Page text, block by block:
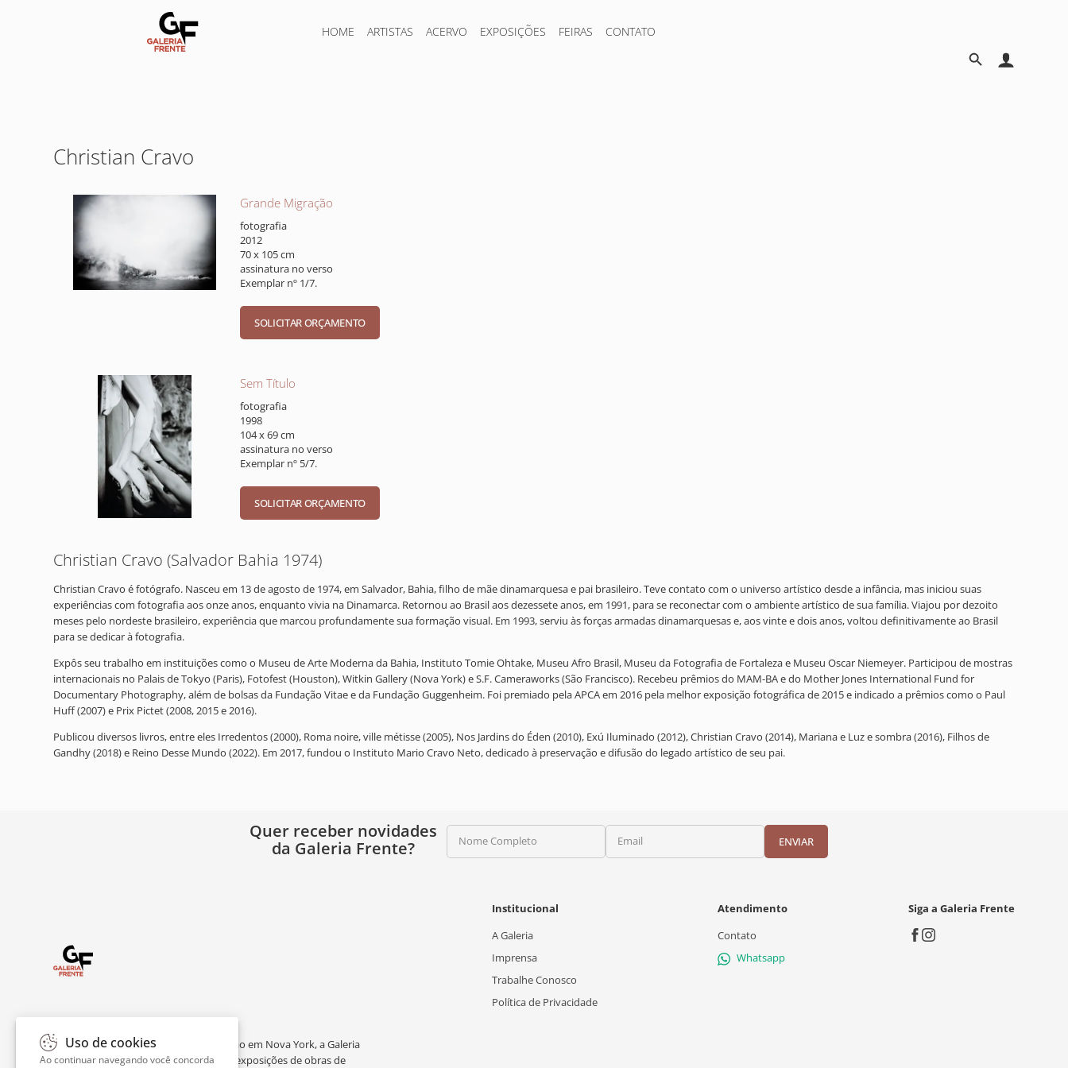
HOME ARTISTAS ACERVO EXPOSIÇÕES FEIRAS CONTATO
Christian Cravo
Grande Migração
fotografia
2012
70 x 105 cm
assinatura no verso
Exemplar nº 1/7.
Sem Título
fotografia
1998
104 x 69 cm
assinatura no verso
Exemplar nº 5/7.
Christian Cravo (Salvador Bahia 1974)
Christian Cravo é fotógrafo. Nasceu em 13 de agosto de 1974, em Salvador, Bahia, filho de mãe dinamarquesa e pai brasileiro. Teve contato com o universo artístico desde a infância, mas iniciou suas
experiências com fotografia aos onze anos, enquanto vivia na Dinamarca. Retornou ao Brasil aos dezessete anos, em 1991, para se reconectar com o ambiente artístico de sua família. Viajou por dezoito
meses pelo nordeste brasileiro, experiência que marcou profundamente sua formação visual. Em 1993, serviu às forças armadas dinamarquesas e, aos vinte e dois anos, voltou definitivamente ao Brasil
para se dedicar à fotografia.
Expôs seu trabalho em instituições como o Museu de Arte Moderna da Bahia, Instituto Tomie Ohtake, Museu Afro Brasil, Museu da Fotografia de Fortaleza e Museu Oscar Niemeyer. Participou de mostras
internacionais no Palais de Tokyo (Paris), Fotofest (Houston), Witkin Gallery (Nova York) e S.F. Cameraworks (São Francisco). Recebeu prêmios do MAM-BA e do Mother Jones International Fund for
Documentary Photography, além de bolsas da Fundação Vitae e da Fundação Guggenheim. Foi premiado pela APCA em 2016 pela melhor exposição fotográfica de 2015 e indicado a prêmios como o Paul
Huff (2007) e Prix Pictet (2008, 2015 e 2016).
Publicou diversos livros, entre eles Irredentos (2000), Roma noire, ville métisse (2005), Nos Jardins do Éden (2010), Exú Iluminado (2012), Christian Cravo (2014), Mariana e Luz e sombra (2016), Filhos de
Gandhy (2018) e Reino Desse Mundo (2022). Em 2017, fundou o Instituto Mario Cravo Neto, dedicado à preservação e difusão do legado artístico de seu pai.
Quer receber novidades
da Galeria Frente?
Nome Completo Email ENVIAR
Com sede em São Paulo e representação em Nova York, a Galeria
Frente se destaca pela sua curadoria e exposições de obras de
Institucional
A Galeria
Imprensa
Trabalhe Conosco
Política de Privacidade
Atendimento
Contato
Whatsapp
Siga a Galeria Frente
Uso de cookies
Ao continuar navegando você concorda